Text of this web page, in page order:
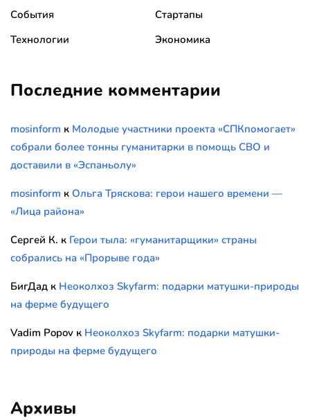
События
Стартапы
Технологии
Экономика
Последние комментарии
mosinform к Молодые участники проекта «СПКпомогает»
собрали более тонны гуманитарки в помощь СВО и
доставили в «Эспаньолу»
mosinform к Ольга Тряскова: герои нашего времени —
«Лица района»
Сергей К. к Герои тыла: «гуманитарщики» страны
собрались на «Прорыве года»
БигДад к Неоколхоз Skyfarm: подарки матушки-природы
на ферме будущего
Vadim Popov к Неоколхоз Skyfarm: подарки матушки-
природы на ферме будущего
Архивы